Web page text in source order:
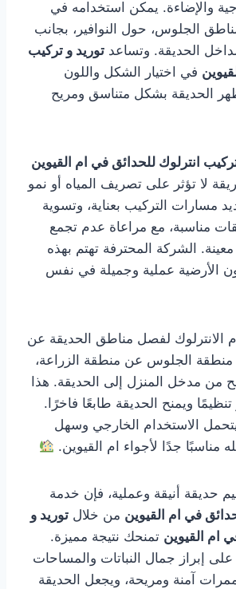
والإضاءة. يمكن استخدامه في
الجلوس، حول النوافير، بجانب
الحديقة. وتساعد توريد و تركيب
في اختيار الشكل واللون
الحديقة بشكل متناسق ومريح
انترلوك للحدائق في ام القيوين
لا تؤثر على تصريف المياه أو نمو
مسارات التركيب بعناية، وتسوية
مناسبة، مع مراعاة عدم تجمع
الشركة المحترفة تهتم بهذه
الأرضية عملية وجميلة في نفس
الانترلوك لفصل مناطق الحديقة عن
الجلوس عن منطقة الزراعة،
من مدخل المنزل إلى الحديقة. هذا
ويمنح الحديقة طابعًا فاخرًا.
يتحمل الاستخدام الخارجي وسهل
مناسبًا جدًا لأجواء ام القيوين.
حديقة أنيقة وعملية، فإن خدمة
في ام القيوين من خلال توريد و
ام القيوين تمنحك نتيجة مميزة.
على إبراز جمال النباتات والمساحات
ممرات آمنة ومريحة، ويجعل الحديقة